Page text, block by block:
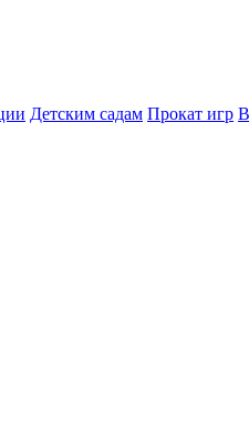
Детским садам Прокат игр